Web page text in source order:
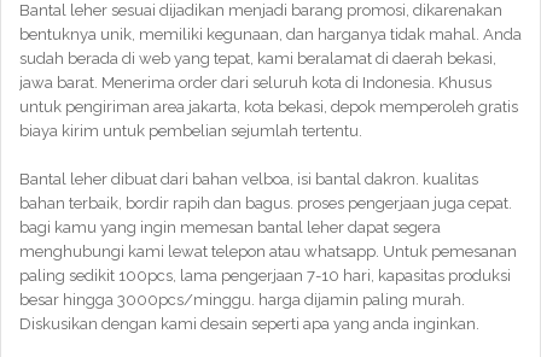
Bantal leher sesuai dijadikan menjadi barang promosi, dikarenakan
bentuknya unik, memiliki kegunaan, dan harganya tidak mahal. Anda
sudah berada di web yang tepat, kami beralamat di daerah bekasi,
jawa barat. Menerima order dari seluruh kota di Indonesia. Khusus
untuk pengiriman area jakarta, kota bekasi, depok memperoleh gratis
biaya kirim untuk pembelian sejumlah tertentu.
Bantal leher dibuat dari bahan velboa, isi bantal dakron. kualitas
bahan terbaik, bordir rapih dan bagus. proses pengerjaan juga cepat.
bagi kamu yang ingin memesan bantal leher dapat segera
menghubungi kami lewat telepon atau whatsapp. Untuk pemesanan
paling sedikit 100pcs, lama pengerjaan 7-10 hari, kapasitas produksi
besar hingga 3000pcs/minggu. harga dijamin paling murah.
Diskusikan dengan kami desain seperti apa yang anda inginkan.